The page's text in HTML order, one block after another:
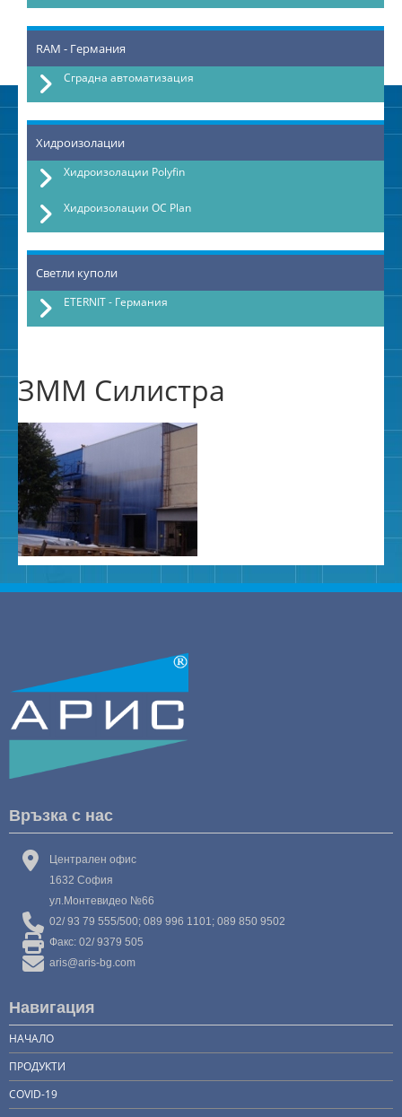
RAM - Германия
Сградна автоматизация
Хидроизолации
Хидроизолации Polyfin
Хидроизолации OC Plan
Светли куполи
ETERNIT - Германия
ЗММ Силистра
Връзка с нас
Централен офис
1632 София
ул.Монтевидео №66
02/ 93 79 555/500; 089 996 1101; 089 850 9502
Факс: 02/ 9379 505
aris@aris-bg.com
Навигация
НАЧАЛО
ПРОДУКТИ
COVID-19